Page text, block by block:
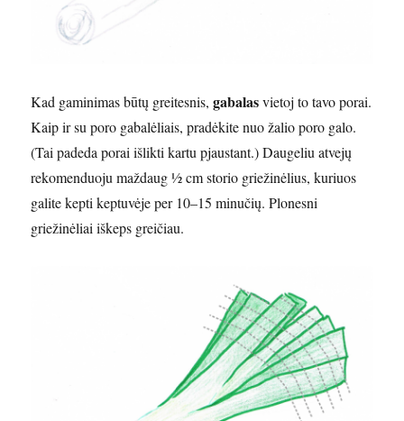
Kad gaminimas būtų greitesnis,gabalasvietoj to tavo porai.
Kaip ir su poro gabalėliais, pradėkite nuo žalio poro galo.
(Tai padeda porai išlikti kartu pjaustant.) Daugeliu atvejų
rekomenduoju maždaug ½ cm storio griežinėlius, kuriuos
galite kepti keptuvėje per 10–15 minučių. Plonesni
griežinėliai iškeps greičiau.